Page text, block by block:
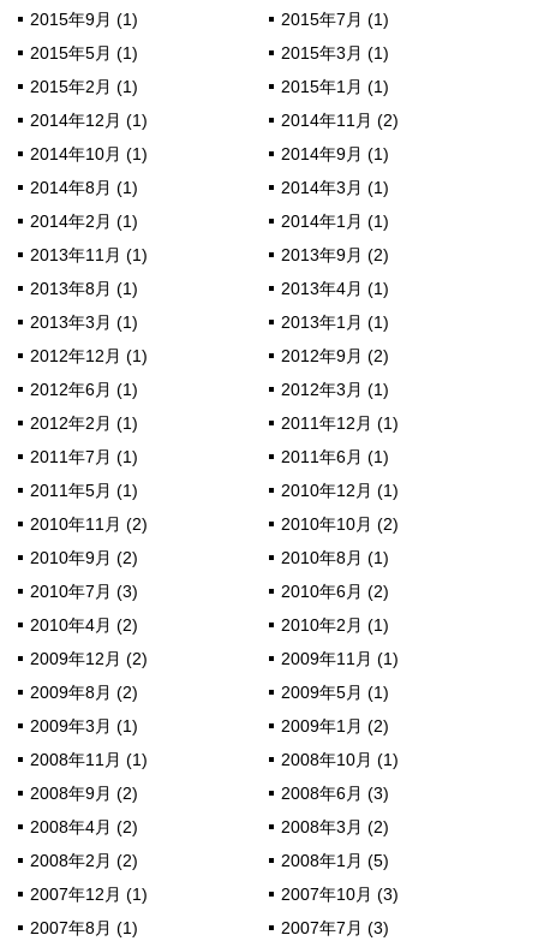
2015年9月 (1)
2015年7月 (1)
2015年5月 (1)
2015年3月 (1)
2015年2月 (1)
2015年1月 (1)
2014年12月 (1)
2014年11月 (2)
2014年10月 (1)
2014年9月 (1)
2014年8月 (1)
2014年3月 (1)
2014年2月 (1)
2014年1月 (1)
2013年11月 (1)
2013年9月 (2)
2013年8月 (1)
2013年4月 (1)
2013年3月 (1)
2013年1月 (1)
2012年12月 (1)
2012年9月 (2)
2012年6月 (1)
2012年3月 (1)
2012年2月 (1)
2011年12月 (1)
2011年7月 (1)
2011年6月 (1)
2011年5月 (1)
2010年12月 (1)
2010年11月 (2)
2010年10月 (2)
2010年9月 (2)
2010年8月 (1)
2010年7月 (3)
2010年6月 (2)
2010年4月 (2)
2010年2月 (1)
2009年12月 (2)
2009年11月 (1)
2009年8月 (2)
2009年5月 (1)
2009年3月 (1)
2009年1月 (2)
2008年11月 (1)
2008年10月 (1)
2008年9月 (2)
2008年6月 (3)
2008年4月 (2)
2008年3月 (2)
2008年2月 (2)
2008年1月 (5)
2007年12月 (1)
2007年10月 (3)
2007年8月 (1)
2007年7月 (3)